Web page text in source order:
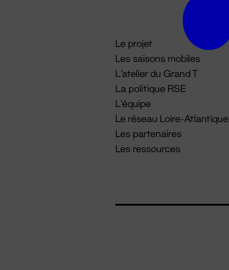
Le projet
Les saisons mobiles
L'atelier du Grand T
La politique RSE
L'équipe
Le réseau Loire-Atlantique
Les partenaires
Les ressources